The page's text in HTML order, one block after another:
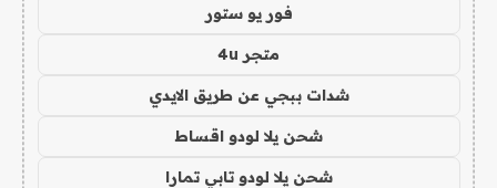
فور يو ستور
متجر 4u
شدات ببجي عن طريق الايدي
شحن يلا لودو اقساط
شحن يلا لودو تابي تمارا